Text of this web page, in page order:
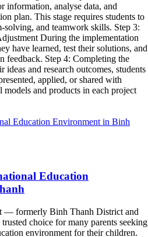
information, analyse data, and
plan. This stage requires students to
and teamwork skills. Step 3:
During the implementation
have learned, test their solutions, and
feedback. Step 4: Completing the
ideas and research outcomes, students
applied, or shared with
models and products in each project
Education
— formerly Binh Thanh District and
choice for many parents seeking
environment for their children.